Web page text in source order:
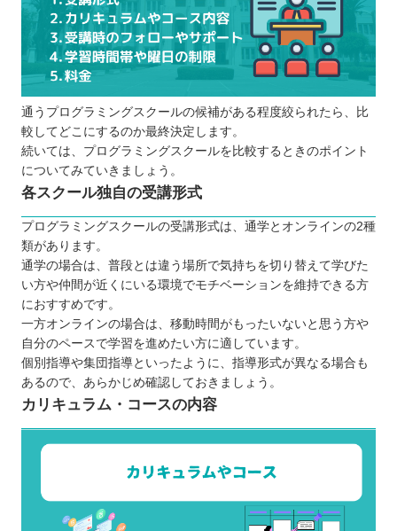
通うプログラミングスクールの候補がある程度絞られたら、比
較してどこにするのか最終決定します。
続いては、プログラミングスクールを比較するときのポイント
についてみていきましょう。
各スクール独自の受講形式
プログラミングスクールの受講形式は、通学とオンラインの2種
類があります。
通学の場合は、普段とは違う場所で気持ちを切り替えて学びた
い方や仲間が近くにいる環境でモチベーションを維持できる方
におすすめです。
一方オンラインの場合は、移動時間がもったいないと思う方や
自分のペースで学習を進めたい方に適しています。
個別指導や集団指導といったように、指導形式が異なる場合も
あるので、あらかじめ確認しておきましょう。
カリキュラム・コースの内容